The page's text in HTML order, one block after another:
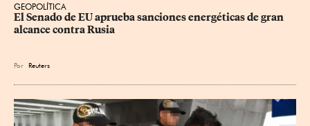
GEOPOLÍTICA
El Senado de EU aprueba sanciones energéticas de gran
alcance contra Rusia
Por Reuters